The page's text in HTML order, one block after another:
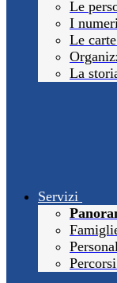
Le
I
Le
La
Servizi